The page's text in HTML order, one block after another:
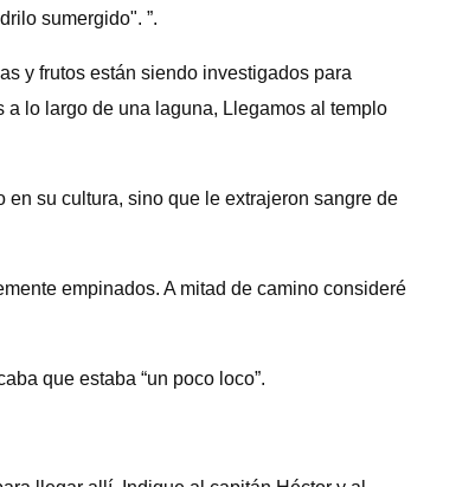
sumergido". ”.
y frutos están siendo investigados para
lo largo de una laguna, Llegamos al templo
su cultura, sino que le extrajeron sangre de
empinados. A mitad de camino consideré
que estaba “un poco loco”.